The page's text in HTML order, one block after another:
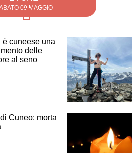
09 MAGGIO
è cuneese una
delle
al seno
Cuneo: morta